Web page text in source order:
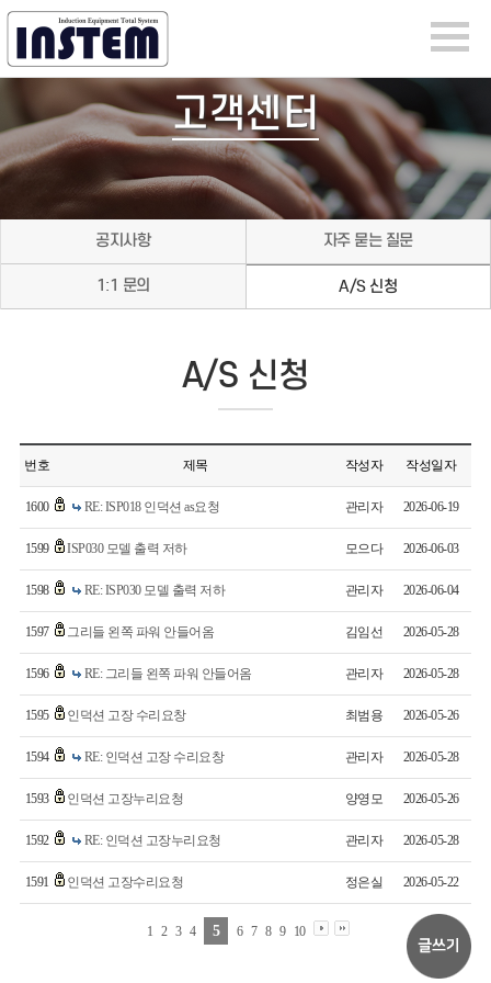
고객센터
공지사항 자주 묻는 질문
1:1 문의 A/S 신청
A/S 신청
번호 제목 작성자 작성일자
1600 RE: ISP018 인덕션 as요청 관리자 2026-06-19
1599 ISP030 모델 출력 저하 모으다 2026-06-03
1598 RE: ISP030 모델 출력 저하 관리자 2026-06-04
1597 그리들 왼쪽 파워 안들어옴 김임선 2026-05-28
1596 RE: 그리들 왼쪽 파워 안들어옴 관리자 2026-05-28
1595 인덕션 고장 수리요창 최범용 2026-05-26
1594 RE: 인덕션 고장 수리요창 관리자 2026-05-28
1593 인덕션 고장누리요청 양영모 2026-05-26
1592 RE: 인덕션 고장누리요청 관리자 2026-05-28
1591 인덕션 고장수리요청 정은실 2026-05-22
1 2 3 4 5 6 7 8 9 10